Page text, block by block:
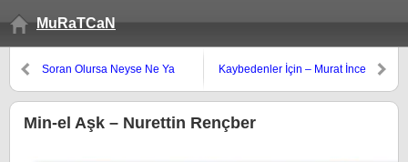
MuRaTCaN
Soran Olursa Neyse Ne Ya
Kaybedenler İçin – Murat İnce
Min-el Aşk – Nurettin Rençber